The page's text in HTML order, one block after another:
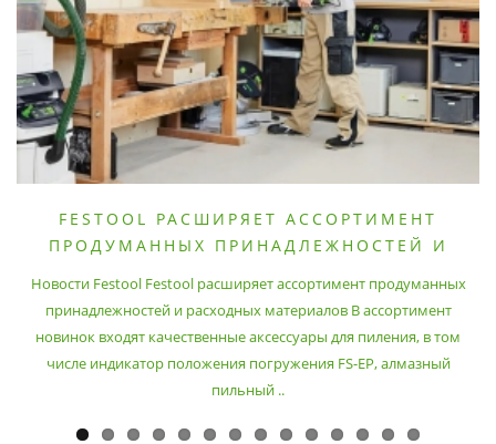
FESTOOL РАСШИРЯЕТ АССОРТИМЕНТ
ПРОДУМАННЫХ ПРИНАДЛЕЖНОСТЕЙ И
Новости Festool Festool расширяет ассортимент продуманных
принадлежностей и расходных материалов В ассортимент
новинок входят качественные аксессуары для пиления, в том
числе индикатор положения погружения FS-EP, алмазный
пильный ..